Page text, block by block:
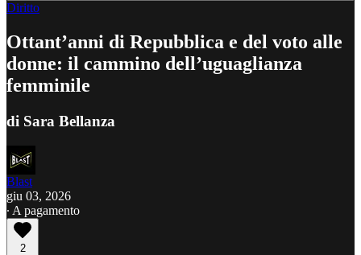
Diritto
Ottant’anni di Repubblica e del voto alle
donne: il cammino dell’uguaglianza
femminile
di Sara Bellanza
Blast
giu 03, 2026
∙ A pagamento
2